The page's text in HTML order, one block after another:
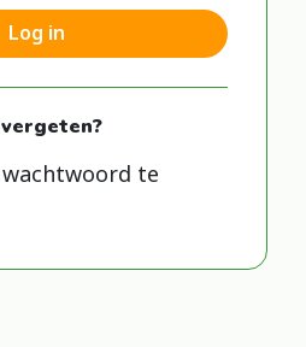
Log in
te